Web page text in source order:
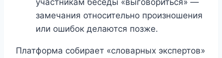
замечания относительно произношения
или ошибок делаются позже.
Платформа собирает «словарных экспертов»